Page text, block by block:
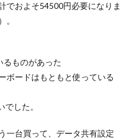
でおよそ54500円必要になりま
。
るものがあった
ボードはもともと使っている
した。
一台買って、データ共有設定